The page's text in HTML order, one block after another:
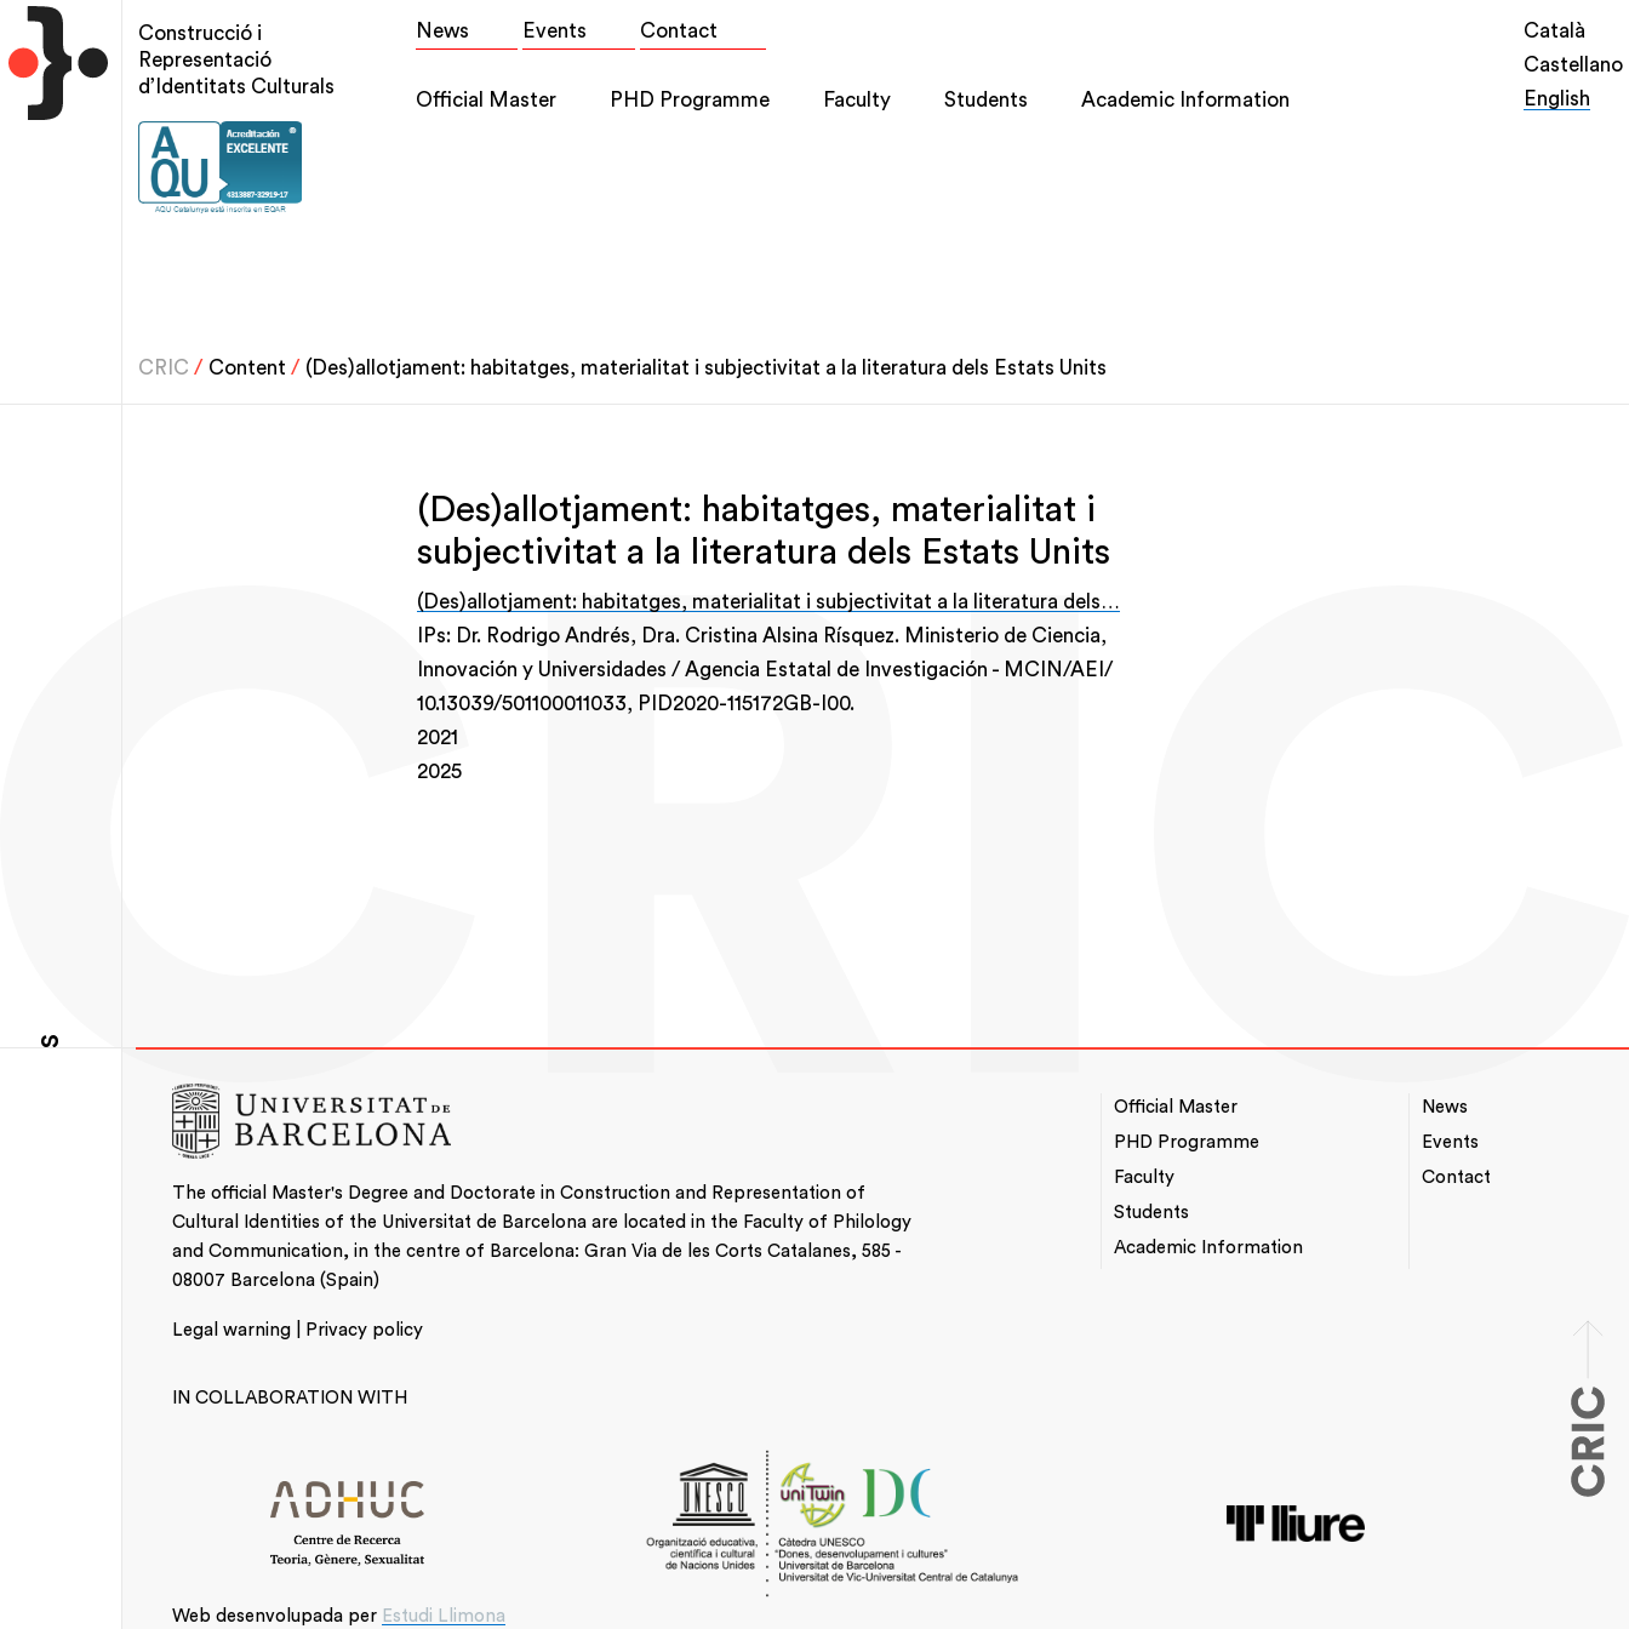
Skip
to
main
content
Construcció i
Representació
d’Identitats Culturals
Top
News Events Contact
Main
Official Master PHD Programme Faculty Students Academic Information
Català
Castellano
English
CRIC / Content/ (Des)allotjament: habitatges, materialitat i subjectivitat a la literatura dels Estats Units
(Des)allotjament: habitatges, materialitat i
subjectivitat a la literatura dels Estats Units
(Des)allotjament: habitatges, materialitat i subjectivitat a la literatura dels…
IPs: Dr. Rodrigo Andrés, Dra. Cristina Alsina Rísquez. Ministerio de Ciencia,
Innovación y Universidades / Agencia Estatal de Investigación - MCIN/AEI/
10.13039/501100011033, PID2020-115172GB-I00.
2021
2025
The official Master's Degree and Doctorate in Construction and Representation of
Cultural Identities of the Universitat de Barcelona are located in the Faculty of Philology
and Communication, in the centre of Barcelona: Gran Via de les Corts Catalanes, 585 -
08007 Barcelona (Spain)
Legal warning | Privacy policy
NAVEGACIÓ
PRINCIPAL
Official Master
PHD Programme
Faculty
Students
Academic Information
*TOP
MENU
News
Events
Contact
IN COLLABORATION WITH
Web desenvolupada per Estudi Llimona